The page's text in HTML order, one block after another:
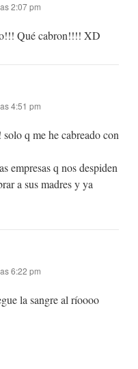
2:07 pm
Qué cabron!!!! XD
4:51 pm
q me he cabreado con
empresas q nos despiden
a sus madres y ya
6:22 pm
la sangre al ríoooo